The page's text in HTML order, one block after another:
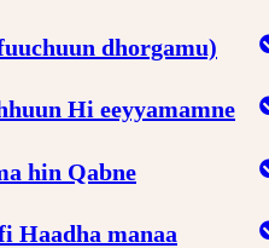
dhorgamu)
Hi eeyyamamne
hin Qabne
Haadha manaa